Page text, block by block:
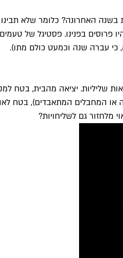
האחרונה? כלומר שלא תבינו
היו פרוסים בפנינו. פסטיגל של
עברה שנה וכמעט כולם מתו).
שליליות. יציאה מהבית, בטח
המחבלים המתאבדים), בטח
מלחזור גם לשליחויות?